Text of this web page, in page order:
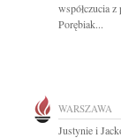
współczucia
Porębiak...
WARSZAWA
Justynie i